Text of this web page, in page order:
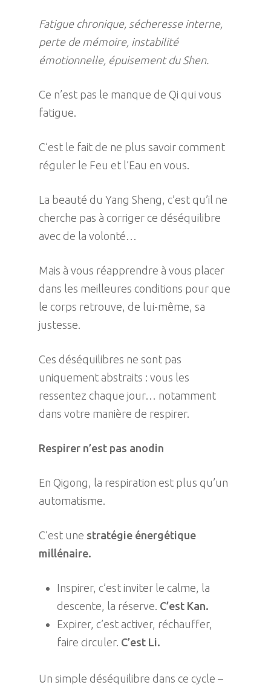
Fatigue chronique, sécheresse interne,
perte de mémoire, instabilité
émotionnelle, épuisement du Shen.
Ce n’est pas le manque de Qi qui vous
fatigue.
C’est le fait de ne plus savoir comment
réguler le Feu et l’Eau en vous.
La beauté du Yang Sheng, c’est qu’il ne
cherche pas à corriger ce déséquilibre
avec de la volonté…
Mais à vous réapprendre à vous placer
dans les meilleures conditions pour que
le corps retrouve, de lui-même, sa
justesse.
Ces déséquilibres ne sont pas
uniquement abstraits : vous les
ressentez chaque jour… notamment
dans votre manière de respirer.
Respirer n’est pas anodin
En Qigong, la respiration est plus qu’un
automatisme.
C’est une stratégie énergétique
millénaire.
Inspirer, c’est inviter le calme, la
descente, la réserve. C’est Kan.
Expirer, c’est activer, réchauffer,
faire circuler. C’est Li.
Un simple déséquilibre dans ce cycle –